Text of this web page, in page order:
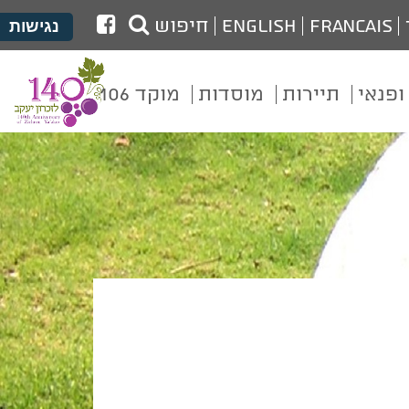
נגישות Francais
English חיפוש
לעמוד
הפייסבוק
של
מועצת
זכרון
יעקב
תיירות מוסדות מוקד 106